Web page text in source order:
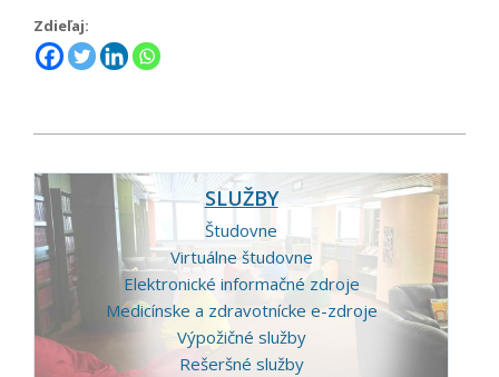
Zdieľaj:
10-
05
SLUŽBY
Študovne
Virtuálne študovne
Elektronické informačné zdroje
Medicínske a zdravotnícke e-zdroje
Výpožičné služby
Rešeršné služby